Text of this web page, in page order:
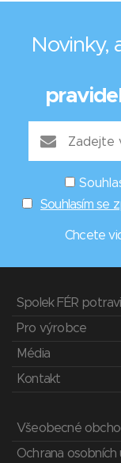
Novinky,
Souhlasím se
Chcete
Spolek FÉR
Pro výrobce
Média
Kontakt
Všeobecné
Ochrana osobních